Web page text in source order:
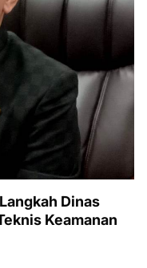
Dinas
Keamanan